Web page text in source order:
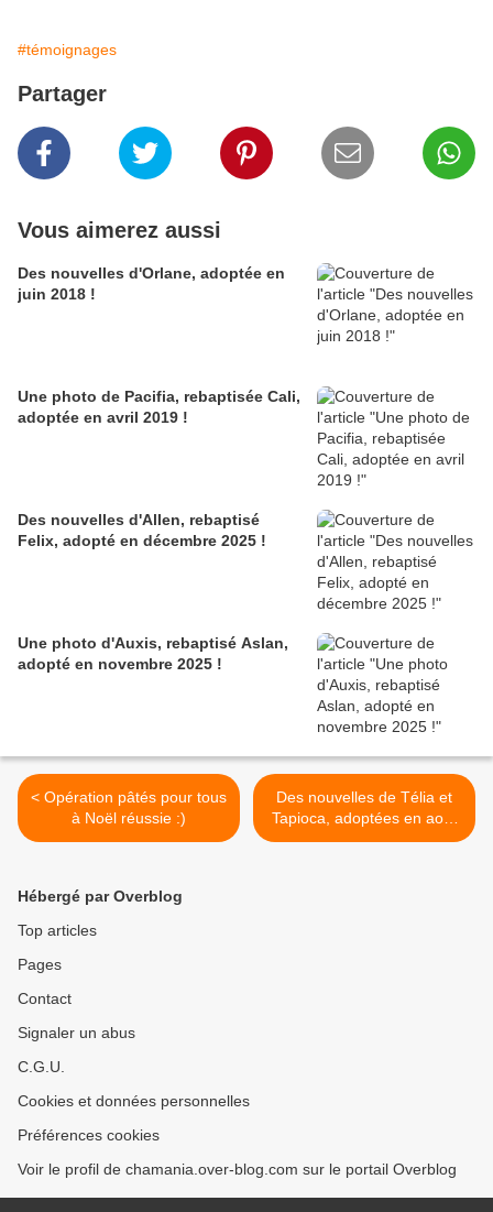
#témoignages
Partager
Vous aimerez aussi
Des nouvelles d'Orlane, adoptée en
juin 2018 !
Une photo de Pacifia, rebaptisée Cali,
adoptée en avril 2019 !
Des nouvelles d'Allen, rebaptisé
Felix, adopté en décembre 2025 !
Une photo d'Auxis, rebaptisé Aslan,
adopté en novembre 2025 !
< Opération pâtés pour tous
à Noël réussie :)
Des nouvelles de Télia et
Tapioca, adoptées en août
2022 ! >
Hébergé par Overblog
Top articles
Pages
Contact
Signaler un abus
C.G.U.
Cookies et données personnelles
Préférences cookies
Voir le profil de chamania.over-blog.com sur le portail Overblog